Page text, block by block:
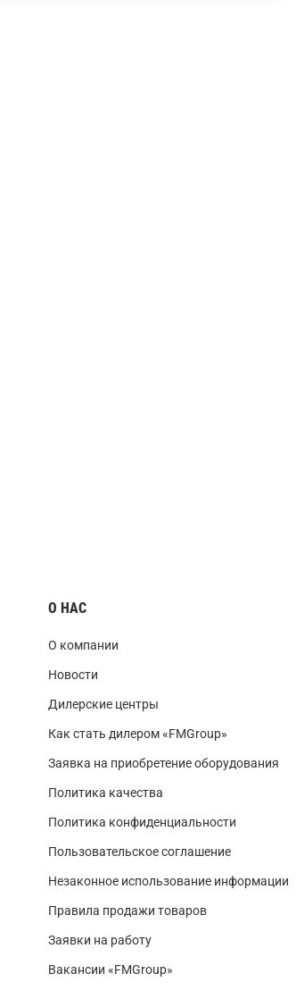
О НАС
О компании
Новости
Дилерские центры
Как стать дилером «FMGroup»
Заявка на приобретение оборудования
Политика качества
Политика конфиденциальности
Пользовательское соглашение
Незаконное использование информации
Правила продажи товаров
Заявки на работу
Вакансии «FMGroup»